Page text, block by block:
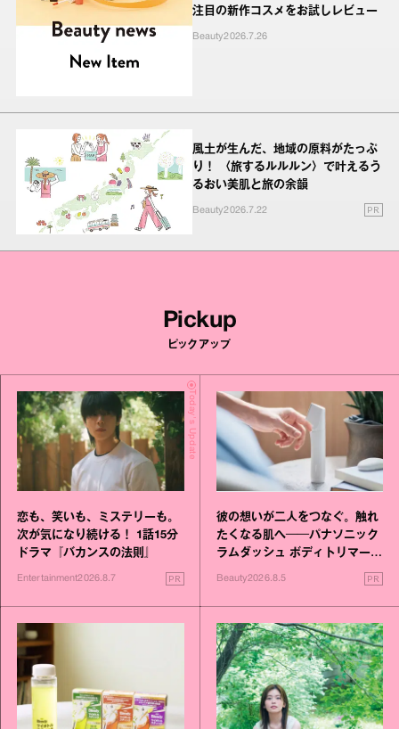
注目の新作コスメをお試しレビュー
Beauty2026.7.26
風土が生んだ、地域の原料がたっぷ
り！ 〈旅するルルルン〉で叶えるう
るおい美肌と旅の余韻
Beauty2026.7.22 PR
Pickup
ピックアップ
Today's Update
恋も、笑いも、ミステリーも。
次が気になり続ける！ 1話15分
ドラマ『バカンスの法則』
Entertainment2026.8.7 PR
彼の想いが二人をつなぐ。触れ
たくなる肌へ──パナソニック
ラムダッシュ ボディトリマーが
Beauty2026.8.5 PR